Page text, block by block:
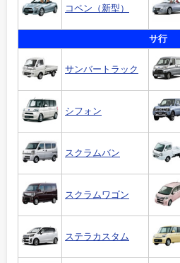
コペン（新型）
サ行
サンバートラック
シフォン
スクラムバン
スクラムワゴン
ステラカスタム